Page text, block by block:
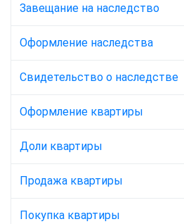
Завещание на наследство
Оформление наследства
Свидетельство о наследстве
Оформление квартиры
Доли квартиры
Продажа квартиры
Покупка квартиры